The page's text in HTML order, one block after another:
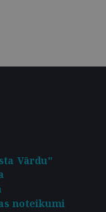
Vārdu"
noteikumi